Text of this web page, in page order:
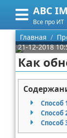
ABC
Все про ИТ
Меню
Главная
Категории
Ноутбуки
Поиск
О проекте
Контакты
Главная
21-12-2018
Как
Способ
Способ
Способ